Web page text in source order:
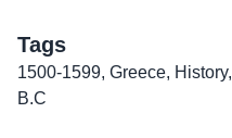
Tags
1500-1599, Greece, History,
B.C